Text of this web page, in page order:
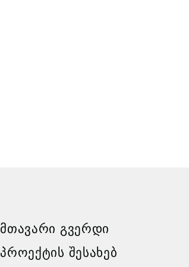
ᲛᲗᲐᲕᲐᲠᲘ ᲒᲕᲔᲠᲓᲘ
ᲞᲠᲝᲔᲥᲢᲘᲡ ᲨᲔᲡᲐᲮᲔᲑ